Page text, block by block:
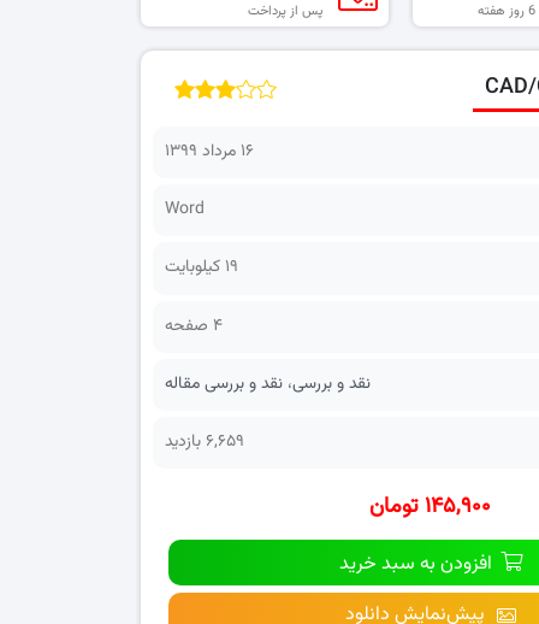
پس از پرداخت
۱۶ مرداد ۱۳۹۹
Word
19 کیلوبایت
4 صفحه
نقد و بررسی، نقد و بررسی مقاله
6,659 بازدید
۱۴۵,۹۰۰ تومان
افزودن به سبد خرید
پیش‌نمایش دانلود